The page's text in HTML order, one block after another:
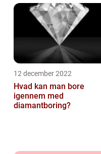
12 december 2022
Hvad kan man bore
igennem med
diamantboring?